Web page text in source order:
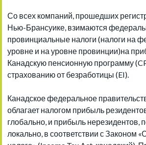
Со всех компаний, прошедших
Нью-Брансуике, взимаются
провинциальные налоги (налоги на
уровне и на уровне провинции)на
Канадскую пенсионную программу
страхованию от безработицы (EI).
Канадское федеральное
облагает налогом прибыль
глобально, и прибыль нерезидентов,
локально, в соответствии с Законом